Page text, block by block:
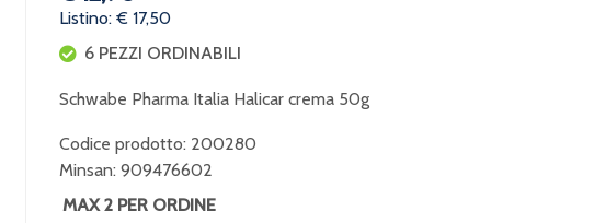
Listino: € 17,50
6 PEZZI ORDINABILI
Schwabe Pharma Italia Halicar crema 50g
Codice prodotto: 200280
Minsan: 909476602
MAX 2 PER ORDINE